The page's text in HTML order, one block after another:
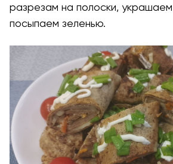
разрезам на полоски,
посыпаем зеленью.